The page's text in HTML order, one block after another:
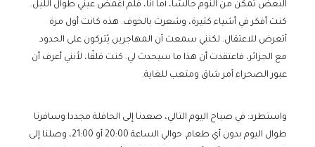
البعض تمكن من النوم جالسًا، أما أنا، فلم أغمض عيني طوال الليل.
كنت أفكر في أشياء كثيرة، وشعرت بالخوف. هذه كانت أول مرة
أتعرض للاعتقال. لكنني سمعت أن المهاجرين يُتركون على الحدود
مع الجزائر، فاعتقدت أن هذا ما سيحدث لي. كنت قلقًا، لأنني أعرف أن
عبور الصحراء أمر شاق ومتعب للغاية.
واستطرد: في صباح اليوم التالي، صعدنا إلى الحافلة مجددا وسافرنا
طوال اليوم بدون أي طعام. حوالي الساعة 20:00 أو 21:00، وصلنا إلى